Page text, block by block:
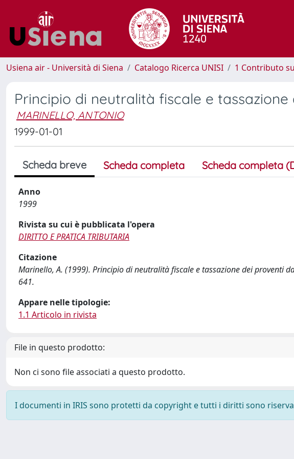
Usiena air - Università di Siena Catalogo Ricerca UNISI 1 Contributo
Principio di neutralità fiscale e
MARINELLO, ANTONIO
1999-01-01
Scheda breve Scheda completa Scheda completa
Anno
1999
Rivista su cui è pubblicata l'opera
DIRITTO E PRATICA TRIBUTARIA
Citazione
Marinello, A. (1999). Principio di neutralità fiscale e tassazione dei proventi da
641.
Appare nelle tipologie:
1.1 Articolo in rivista
File in questo prodotto:
Non ci sono file associati a questo prodotto.
I documenti in IRIS sono protetti da copyright e tutti i diritti sono